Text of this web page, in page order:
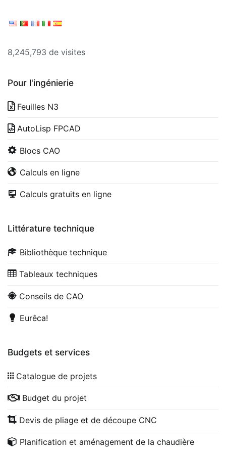
8,245,793 de visites
Pour l'ingénierie
Feuilles N3
AutoLisp FPCAD
Blocs CAO
Calculs en ligne
Calculs gratuits en ligne
Littérature technique
Bibliothèque technique
Tableaux techniques
Conseils de CAO
Eurêca!
Budgets et services
Catalogue de projets
Budget du projet
Devis de pliage et de découpe CNC
Planification et aménagement de la chaudière